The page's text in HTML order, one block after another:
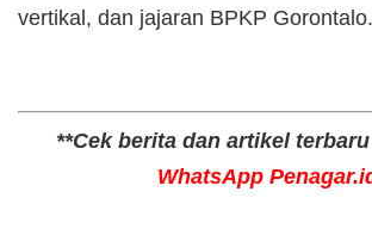
vertikal, dan jajaran BPKP
**Cek berita dan artikel
WhatsApp